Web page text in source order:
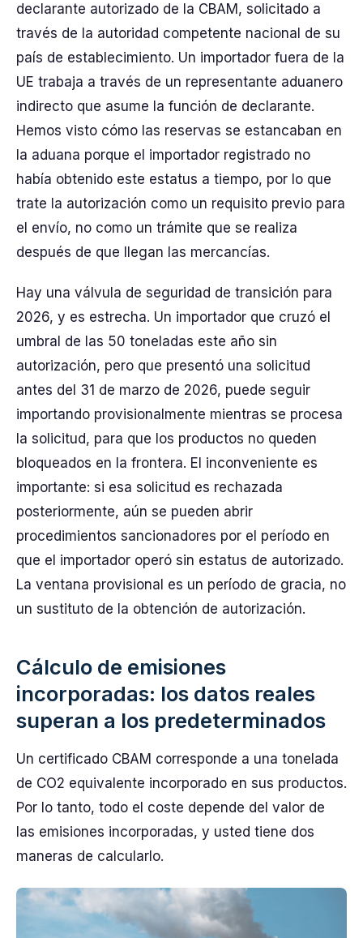
declarante autorizado de la CBAM, solicitado a
través de la autoridad competente nacional de su
país de establecimiento. Un importador fuera de la
UE trabaja a través de un representante aduanero
indirecto que asume la función de declarante.
Hemos visto cómo las reservas se estancaban en
la aduana porque el importador registrado no
había obtenido este estatus a tiempo, por lo que
trate la autorización como un requisito previo para
el envío, no como un trámite que se realiza
después de que llegan las mercancías.
Hay una válvula de seguridad de transición para
2026, y es estrecha. Un importador que cruzó el
umbral de las 50 toneladas este año sin
autorización, pero que presentó una solicitud
antes del 31 de marzo de 2026, puede seguir
importando provisionalmente mientras se procesa
la solicitud, para que los productos no queden
bloqueados en la frontera. El inconveniente es
importante: si esa solicitud es rechazada
posteriormente, aún se pueden abrir
procedimientos sancionadores por el período en
que el importador operó sin estatus de autorizado.
La ventana provisional es un período de gracia, no
un sustituto de la obtención de autorización.
Cálculo de emisiones
incorporadas: los datos reales
superan a los predeterminados
Un certificado CBAM corresponde a una tonelada
de CO2 equivalente incorporado en sus productos.
Por lo tanto, todo el coste depende del valor de
las emisiones incorporadas, y usted tiene dos
maneras de calcularlo.